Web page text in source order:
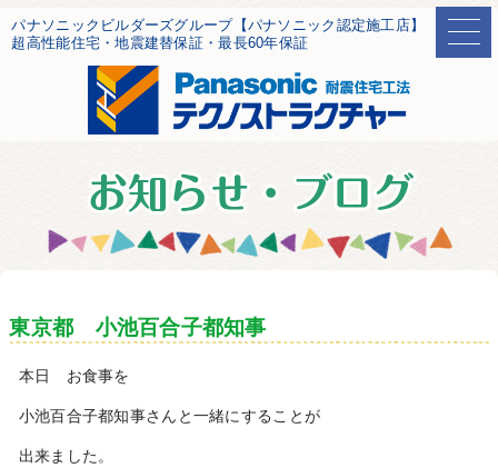
パナソニックビルダーズグループ【パナソニック認定施工店】
超高性能住宅・地震建替保証・最長60年保証
東京都 小池百合子都知事
本日 お食事を
小池百合子都知事さんと一緒にすることが
出来ました。